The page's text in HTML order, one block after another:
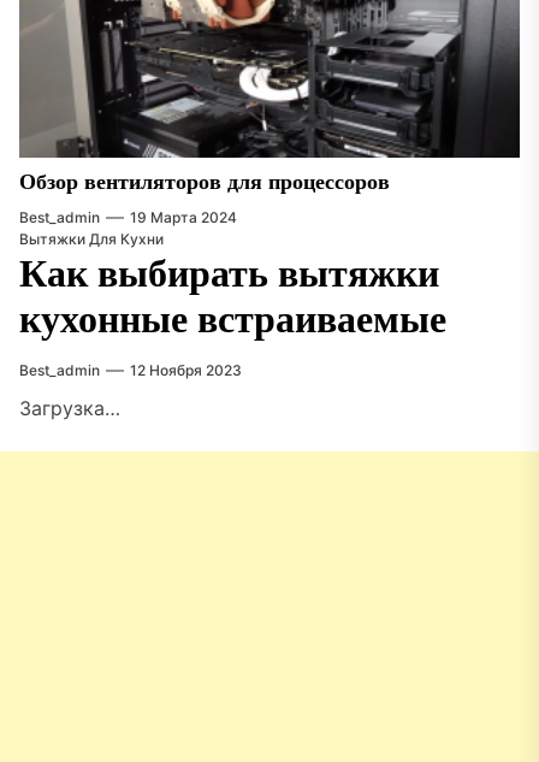
Обзор вентиляторов для процессоров
Best_admin
19 Марта 2024
Вытяжки Для Кухни
Как выбирать вытяжки
кухонные встраиваемые
Best_admin 12 Ноября 2023
Загрузка…